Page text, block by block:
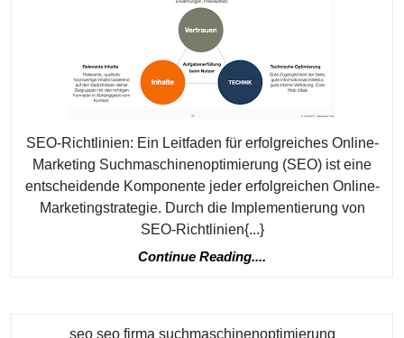
SEO-
Richtlinien
für
Ihren
Erfolg
SEO-Richtlinien: Ein Leitfaden für erfolgreiches Online-
Marketing Suchmaschinenoptimierung (SEO) ist eine
entscheidende Komponente jeder erfolgreichen Online-
Marketingstrategie. Durch die Implementierung von
SEO-Richtlinien{...}
Continue Reading....
seo seo firma suchmaschinenoptimierungKategorie